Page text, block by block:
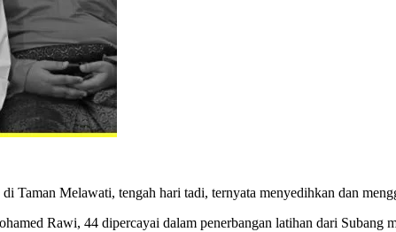
Taman Melawati, tengah hari tadi, ternyata menyedihkan dan
Rawi, 44 dipercayai dalam penerbangan latihan dari Subang